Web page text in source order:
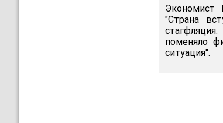
Экономист
"Страна
поменяло
ситуация".